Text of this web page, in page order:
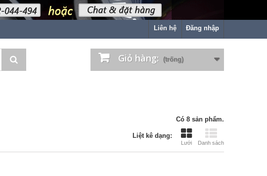
Đăng nhập
Liên hệ
Giỏ hàng: (trống)
Có 8 sản phẩm.
Liệt kê dạng:
Lưới Danh sách